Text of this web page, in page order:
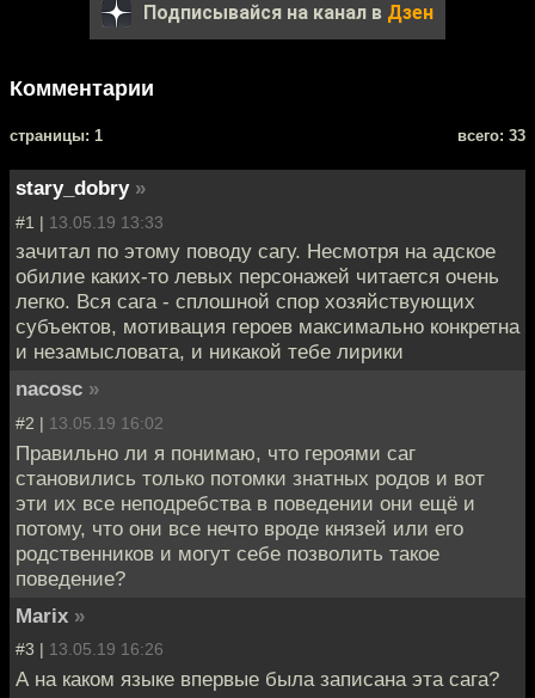
Подписывайся на канал в Дзен
Комментарии
cтраницы: 1 всего: 33
stary_dobry »
#1 | 13.05.19 13:33
зачитал по этому поводу сагу. Несмотря на адское
обилие каких-то левых персонажей читается очень
легко. Вся сага - сплошной спор хозяйствующих
субъектов, мотивация героев максимально конкретна
и незамысловата, и никакой тебе лирики
nacosc »
#2 | 13.05.19 16:02
Правильно ли я понимаю, что героями саг
становились только потомки знатных родов и вот
эти их все неподребства в поведении они ещё и
потому, что они все нечто вроде князей или его
родственников и могут себе позволить такое
поведение?
Marix »
#3 | 13.05.19 16:26
А на каком языке впервые была записана эта сага?